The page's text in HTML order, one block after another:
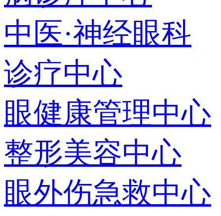
中医·神经眼科
诊疗中心
眼健康管理中心
整形美容中心
眼外伤急救中心